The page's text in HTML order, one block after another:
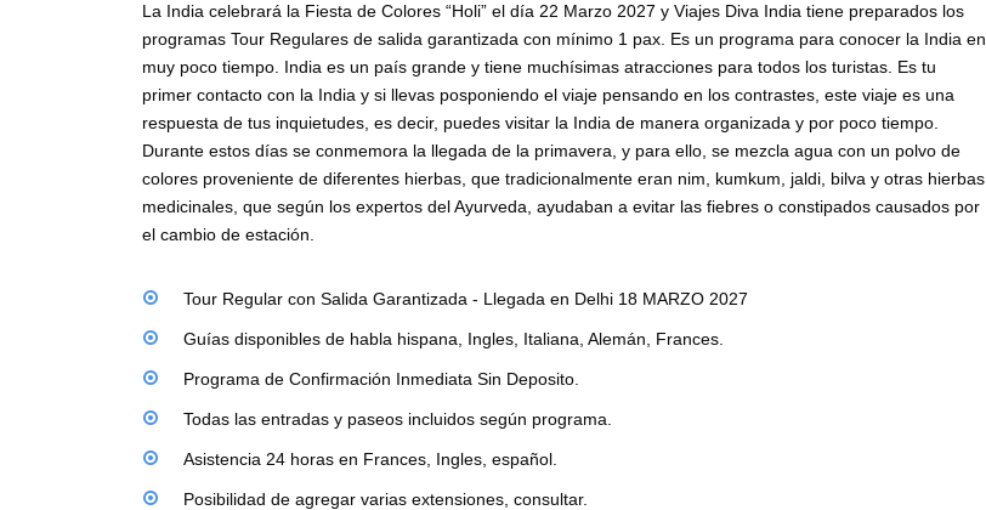
La India celebrará la Fiesta de Colores “Holi” el día 22 Marzo 2027 y Viajes Diva India tiene preparados los
programas Tour Regulares de salida garantizada con mínimo 1 pax. Es un programa para conocer la India en
muy poco tiempo. India es un país grande y tiene muchísimas atracciones para todos los turistas. Es tu
primer contacto con la India y si llevas posponiendo el viaje pensando en los contrastes, este viaje es una
respuesta de tus inquietudes, es decir, puedes visitar la India de manera organizada y por poco tiempo.
Durante estos días se conmemora la llegada de la primavera, y para ello, se mezcla agua con un polvo de
colores proveniente de diferentes hierbas, que tradicionalmente eran nim, kumkum, jaldi, bilva y otras hierbas
medicinales, que según los expertos del Ayurveda, ayudaban a evitar las fiebres o constipados causados por
el cambio de estación.
Tour Regular con Salida Garantizada - Llegada en Delhi 18 MARZO 2027
Guías disponibles de habla hispana, Ingles, Italiana, Alemán, Frances.
Programa de Confirmación Inmediata Sin Deposito.
Todas las entradas y paseos incluidos según programa.
Asistencia 24 horas en Frances, Ingles, español.
Posibilidad de agregar varias extensiones, consultar.